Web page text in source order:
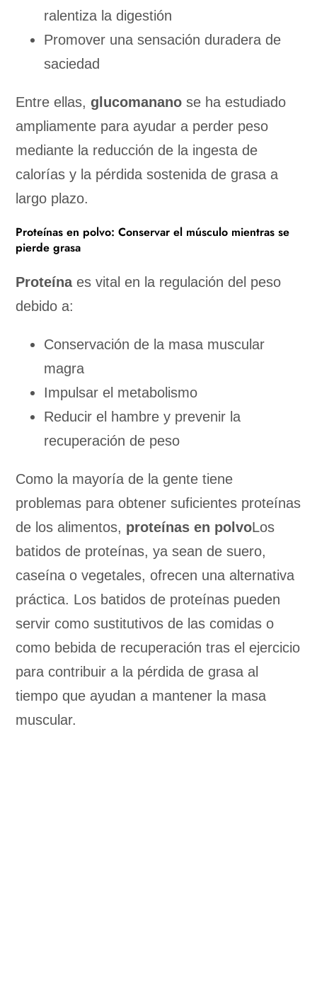
ralentiza la digestión
Promover una sensación duradera de
saciedad
Entre ellas,glucomanano se ha estudiado
ampliamente para ayudar a perder peso
mediante la reducción de la ingesta de
calorías y la pérdida sostenida de grasa a
largo plazo.
Proteínas en polvo: Conservar el músculo mientras se
pierde grasa
Proteínaes vital en la regulación del peso
debido a:
Conservación de la masa muscular
magra
Impulsar el metabolismo
Reducir el hambre y prevenir la
recuperación de peso
Como la mayoría de la gente tiene
problemas para obtener suficientes proteínas
de los alimentos, proteínas en polvoLos
batidos de proteínas, ya sean de suero,
caseína o vegetales, ofrecen una alternativa
práctica. Los batidos de proteínas pueden
servir como sustitutivos de las comidas o
como bebida de recuperación tras el ejercicio
para contribuir a la pérdida de grasa al
tiempo que ayudan a mantener la masa
muscular.